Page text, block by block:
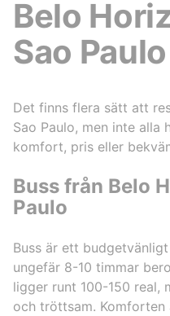
Belo
Sao Paulo
Det finns flera sätt att
Sao Paulo, men inte
komfort, pris eller
Buss från Belo
Paulo
Buss är ett
ungefär 8-10 timmar
ligger runt 100-150 real,
och tröttsam.